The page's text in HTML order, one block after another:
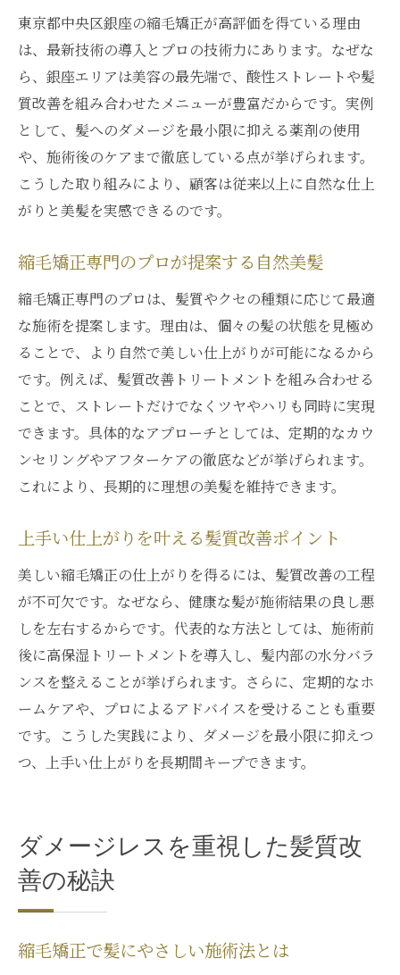
東京都中央区銀座の縮毛矯正が高評価を得ている理由
は、最新技術の導入とプロの技術力にあります。なぜな
ら、銀座エリアは美容の最先端で、酸性ストレートや髪
質改善を組み合わせたメニューが豊富だからです。実例
として、髪へのダメージを最小限に抑える薬剤の使用
や、施術後のケアまで徹底している点が挙げられます。
こうした取り組みにより、顧客は従来以上に自然な仕上
がりと美髪を実感できるのです。
縮毛矯正専門のプロが提案する自然美髪
縮毛矯正専門のプロは、髪質やクセの種類に応じて最適
な施術を提案します。理由は、個々の髪の状態を見極め
ることで、より自然で美しい仕上がりが可能になるから
です。例えば、髪質改善トリートメントを組み合わせる
ことで、ストレートだけでなくツヤやハリも同時に実現
できます。具体的なアプローチとしては、定期的なカウ
ンセリングやアフターケアの徹底などが挙げられます。
これにより、長期的に理想の美髪を維持できます。
上手い仕上がりを叶える髪質改善ポイント
美しい縮毛矯正の仕上がりを得るには、髪質改善の工程
が不可欠です。なぜなら、健康な髪が施術結果の良し悪
しを左右するからです。代表的な方法としては、施術前
後に高保湿トリートメントを導入し、髪内部の水分バラ
ンスを整えることが挙げられます。さらに、定期的なホ
ームケアや、プロによるアドバイスを受けることも重要
です。こうした実践により、ダメージを最小限に抑えつ
つ、上手い仕上がりを長期間キープできます。
ダメージレスを重視した髪質改
善の秘訣
縮毛矯正で髪にやさしい施術法とは